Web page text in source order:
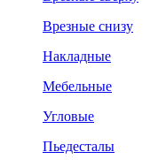
Врезные снизу
Накладные
Мебельные
Угловые
Пьедесталы